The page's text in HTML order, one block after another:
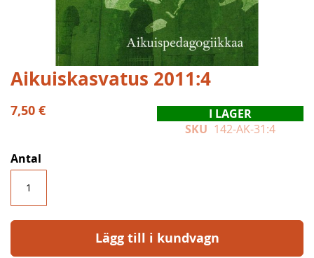
Hoppa
till
början
av
Aikuiskasvatus 2011:4
7,50 €
I LAGER
SKU 142-AK-31:4
Antal
Lägg till i kundvagn